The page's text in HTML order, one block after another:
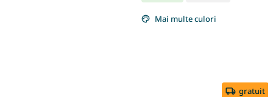
Mai multe culori
gratuit